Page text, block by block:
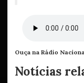
Ouça na Rádio
Notícias